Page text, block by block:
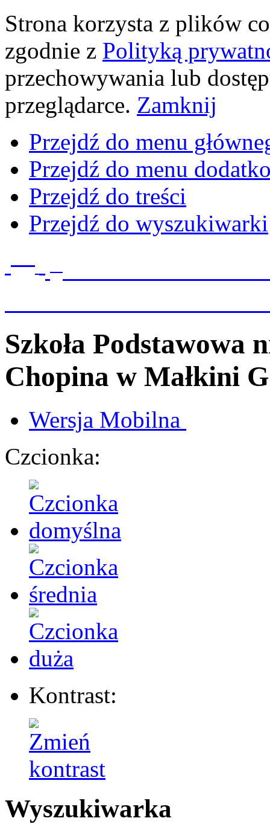
Strona korzysta z plików
zgodnie z Polityką
przechowywania lub
przeglądarce. Zamknij
Przejdź do menu
Przejdź do menu
Przejdź do treści
Przejdź do wyszukiwarki
Szkoła Podstawowa
Chopina w Małkini
Wersja Mobilna
Czcionka:
Kontrast:
Wyszukiwarka